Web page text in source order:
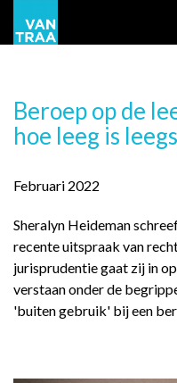
Beroep op de
hoe leeg is
Februari 2022
Sheralyn Heideman
recente uitspraak van
jurisprudentie gaat zij in
verstaan onder de
'buiten gebruik' bij een